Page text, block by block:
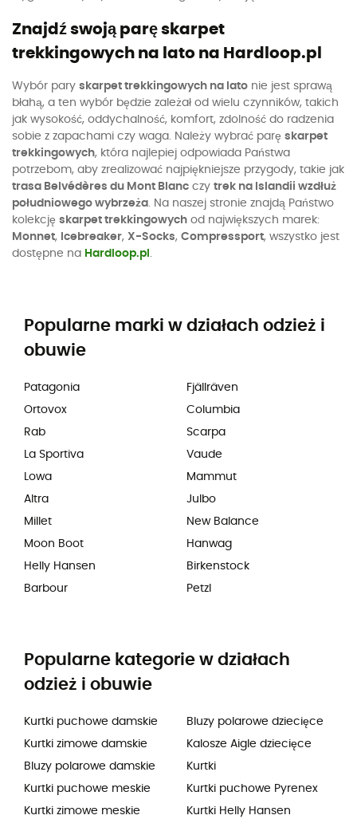
Znajdź swoją parę skarpet
trekkingowych na lato na Hardloop.pl
Wybór pary skarpet trekkingowych na lato nie jest sprawą
błahą, a ten wybór będzie zależał od wielu czynników, takich
jak wysokość, oddychalność, komfort, zdolność do radzenia
sobie z zapachami czy waga. Należy wybrać parę skarpet
trekkingowych, która najlepiej odpowiada Państwa
potrzebom, aby zrealizować najpiękniejsze przygody, takie jak
trasa Belvédères du Mont Blanc czy trek na Islandii wzdłuż
południowego wybrzeża. Na naszej stronie znajdą Państwo
kolekcję skarpet trekkingowych od największych marek:
Monnet, Icebreaker, X-Socks, Compressport, wszystko jest
dostępne na Hardloop.pl .
Popularne marki w działach odzież i
obuwie
Patagonia
Ortovox
Rab
La Sportiva
Lowa
Altra
Millet
Moon Boot
Helly Hansen
Barbour
Fjällräven
Columbia
Scarpa
Vaude
Mammut
Julbo
New Balance
Hanwag
Birkenstock
Petzl
Popularne kategorie w działach
odzież i obuwie
Kurtki puchowe damskie
Kurtki zimowe damskie
Bluzy polarowe damskie
Kurtki puchowe meskie
Kurtki zimowe meskie
Bluzy polarowe dziecięce
Kalosze Aigle dziecięce
Kurtki
Kurtki puchowe Pyrenex
Kurtki Helly Hansen